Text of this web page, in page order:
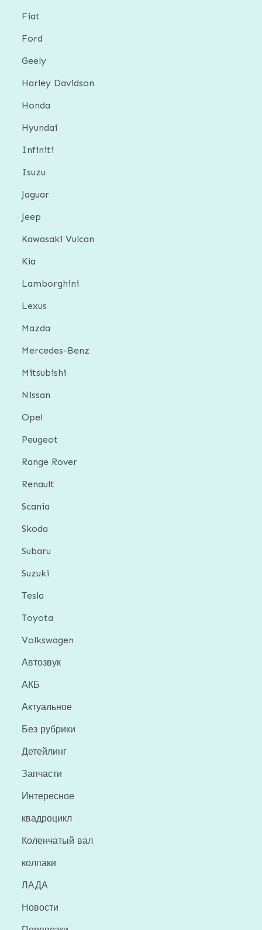
Fiat
Ford
Geely
Harley Davidson
Honda
Hyundai
Infiniti
Isuzu
Jaguar
Jeep
Kawasaki Vulcan
Kia
Lamborghini
Lexus
Mazda
Mercedes-Benz
Mitsubishi
Nissan
Opel
Peugeot
Range Rover
Renault
Scania
Skoda
Subaru
Suzuki
Tesla
Toyota
Volkswagen
Автозвук
АКБ
Актуальное
Без рубрики
Детейлинг
Запчасти
Интересное
квадроцикл
Коленчатый вал
колпаки
ЛАДА
Новости